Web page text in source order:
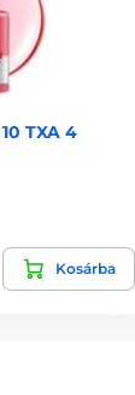
TXA 4
Kosárba